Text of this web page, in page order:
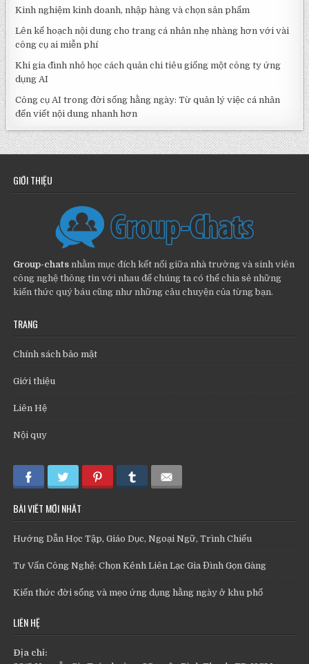
Kinh nghiệm kinh doanh, nhập hàng và chọn sản phẩm
Lên kế hoạch nội dung cho trang cá nhân nhẹ nhàng hơn với vài
công cụ ai miễn phí
Khi gia đình nhỏ học cách quản chi tiêu giống một công ty ứng
dụng AI
Công cụ AI trong đời sống hằng ngày: Từ quản lý việc cá nhân
đến viết nội dung nhanh hơn
GIỚI THIỆU
Group-chats nhằm mục đích kết nối giữa nhà trường và sinh viên
công nghệ thông tin với nhau để chúng ta có thể chia sẻ những
kiến thức quý báu cũng như những câu chuyện của từng bạn.
TRANG
Chính sách bảo mật
Giới thiệu
Liên Hệ
Nội quy
BÀI VIẾT MỚI NHẤT
Hướng Dẫn Học Tập, Giáo Dục, Ngoại Ngữ, Trình Chiếu
Tư Vấn Công Nghệ: Chọn Kênh Liên Lạc Gia Đình Gọn Gàng
Kiến thức đời sống và mẹo ứng dụng hằng ngày ở khu phố
LIÊN HỆ
Địa chỉ: